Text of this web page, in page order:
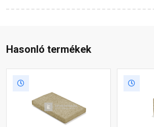
Hasonló termékek